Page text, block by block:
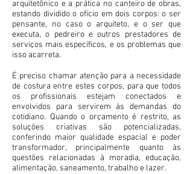
arquitetônico e a prática no canteiro de obras,
estando dividido o ofício em dois corpos: o ser
pensante, no caso o arquiteto, e o ser que
executa, o pedreiro e outros prestadores de
serviços mais específicos, e os problemas que
isso acarreta.
É preciso chamar atenção para a necessidade
de costura entre estes corpos, para que todos
os profissionais estejam conectados e
envolvidos para servirem às demandas do
cotidiano. Quando o orçamento é restrito, as
soluções criativas são potencializadas,
conferindo maior qualidade espacial e poder
transformador, principalmente quanto às
questões relacionadas à moradia, educação,
alimentação, saneamento, trabalho e lazer.